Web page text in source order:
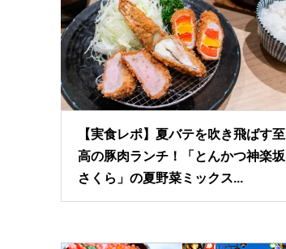
【実食レポ】夏バテを吹き飛ばす至
高の豚肉ランチ！「とんかつ神楽坂
さくら」の夏野菜ミックス...